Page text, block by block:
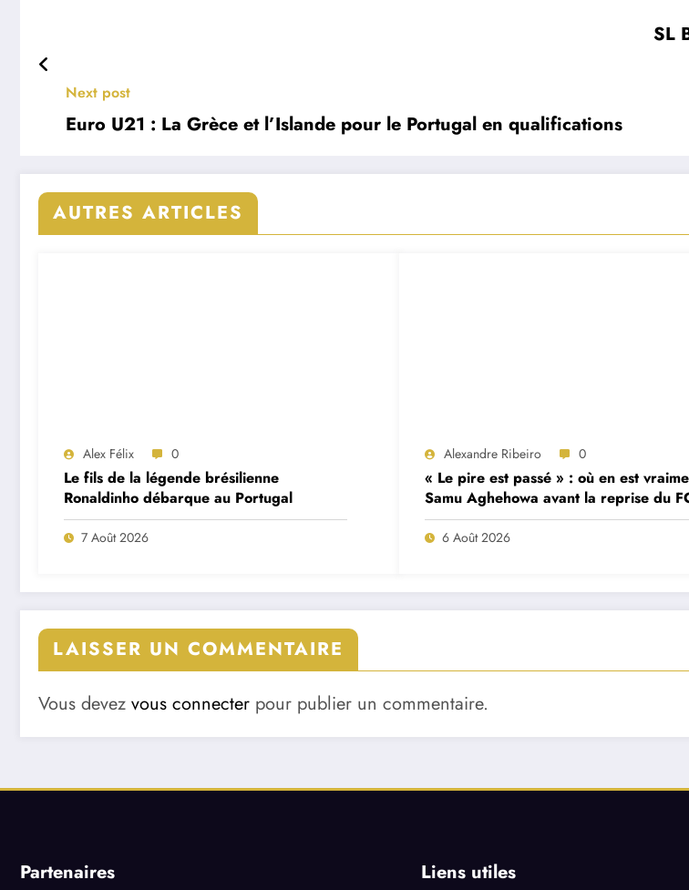
SL
Next post
Euro U21 : La Grèce et l’Islande pour le Portugal en qualifications
AUTRES ARTICLES
Alex Félix 0
Le fils de la légende brésilienne
Ronaldinho débarque au Portugal
7 Août 2026
Alexandre Ribeiro 0
« Le pire est passé » : où en est
Samu Aghehowa avant la reprise du
Porto ?
6 Août 2026
LAISSER UN COMMENTAIRE
Vous devez vous connecter pour publier un commentaire.
Partenaires Liens utiles